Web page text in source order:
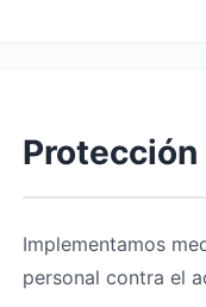
Implementamos
personal contra el